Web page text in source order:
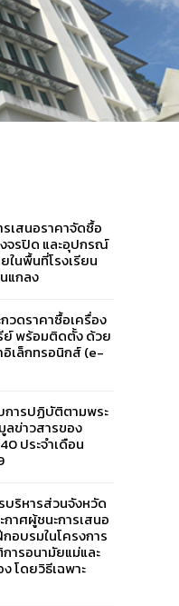
เสนอราคาจัดซื้อ
จรปิด และอุปกรณ์
นพื้นที่โรงเรียน
แกลง
วดราคาซื้อเครื่อง
พร้อมติดตั้ง ด้วย
อิเล็กทรอนิกส์ (e-
การปฏิบัติตามพระ
ข่าวสารของ
ประจำเดือน
บริหารส่วนจังหวัด
กาศผู้ชนะการเสนอ
กอบรมในโครงการ
ารอนามัยแม่และ
โดยวิธีเฉพาะ